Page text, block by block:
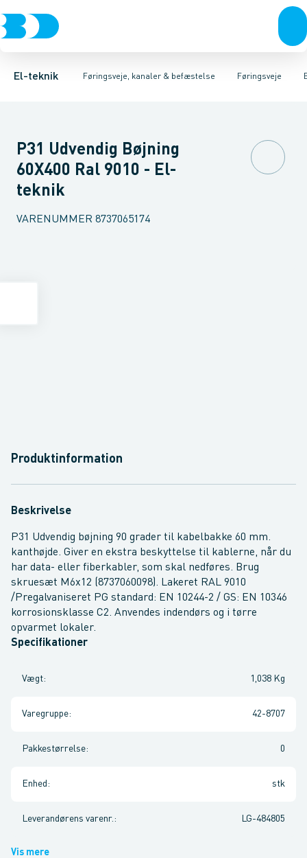
El-teknik Føringsveje, kanaler & befæstelse
Afbrydere, stikkontakter & lampeudtagForgreningsmateriel
Føringsveje
Føringsveje Installationskanaler for gulvInstallationskanaler
Gitterbakke Endestykke til kabelbakkeMontageplade til
P31 Udvendig Bøjning
60X400 Ral 9010 - El-
teknik
VARENUMMER 8737065174
Produktinformation
Beskrivelse
P31 Udvendig bøjning 90 grader til kabelbakke 60 mm.
kanthøjde. Giver en ekstra beskyttelse til kablerne, når du
har data- eller fiberkabler, som skal nedføres. Brug
skruesæt M6x12 (8737060098). Lakeret RAL 9010
/Pregalvaniseret PG standard: EN 10244-2 / GS: EN 10346
korrosionsklasse C2. Anvendes indendørs og i tørre
opvarmet lokaler.
Specifikationer
Vægt: 1,038 Kg
Varegruppe: 42-8707
Pakkestørrelse: 0
Enhed : stk
Leverandørens varenr. : LG-484805
Vis mere